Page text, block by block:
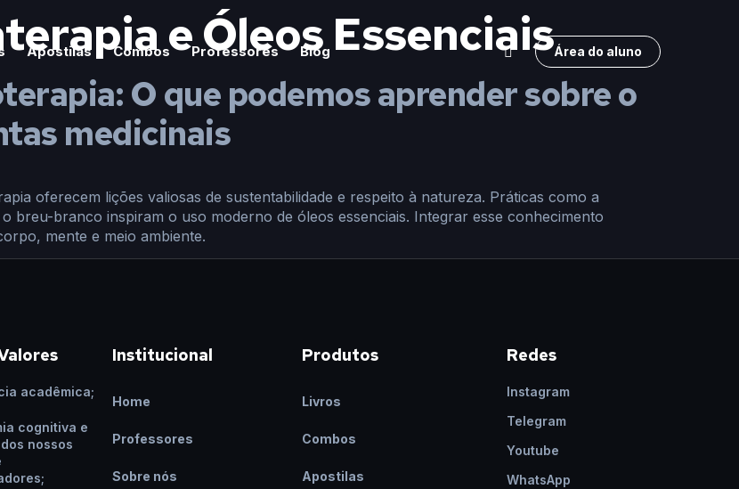
Apostilas Combos Professores Blog Área do aluno
e Óleos Essenciais
O que podemos aprender sobre o
medicinais
oferecem lições valiosas de sustentabilidade e respeito à natureza. Práticas como a
breu-branco inspiram o uso moderno de óleos essenciais. Integrar esse conhecimento
mente e meio ambiente.
acadêmica;
cognitiva e
nossos
Institucional
Home
Professores
Sobre nós
Produtos
Livros
Combos
Apostilas
Redes
Instagram
Telegram
Youtube
WhatsApp